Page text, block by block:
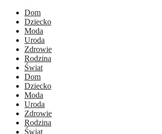
Dom
Dziecko
Moda
Uroda
Zdrowie
Rodzina
Świat
Dom
Dziecko
Moda
Uroda
Zdrowie
Rodzina
Świat